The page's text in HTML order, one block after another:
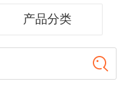
产品分类